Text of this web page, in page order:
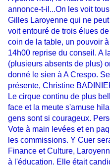
annonce-t-il...On les voit
Gilles Laroyenne qui ne
voit entouré de trois élues
coin de la table, un pouvoir
14h00 reprise du conseil. A
(plusieurs absents de plus)
donné le sien à A Crespo.
présente, Christine
Le cirque continu de plus
face et la meute s'amuse
gens sont si courageux.
Vote à main levées et en
les commissions. Y Cuer
Finance et Culture,
à l'éducation. Elle était